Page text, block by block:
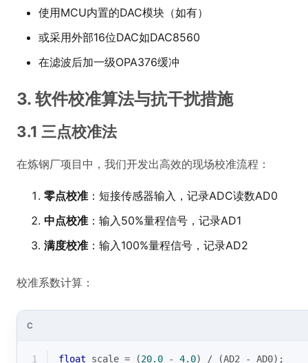
在炼钢厂项目中，我们开发出高效的现场校准流程：
零点校准：短接传感器输入，记录ADC读数AD0
中点校准：输入50%量程信号，记录AD1
满度校准：输入100%量程信号，记录AD2
校准系数计算：
C
float scale = (20.0 - 4.0) / (AD2 - AD0);
2
float offset = 4.0 - (AD0 * scale);
软件端：实施移动平均+限幅滤波